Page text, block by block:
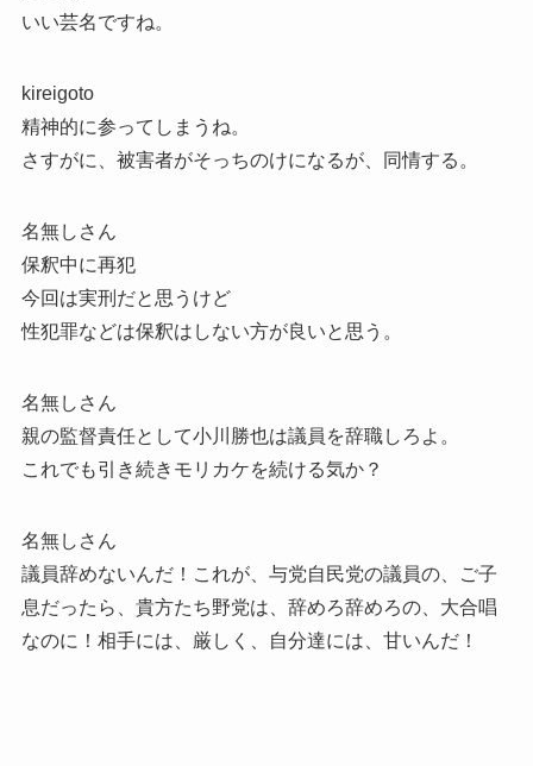
いい芸名ですね。
kireigoto
精神的に参ってしまうね。
さすがに、被害者がそっちのけになるが、同情する。
名無しさん
保釈中に再犯
今回は実刑だと思うけど
性犯罪などは保釈はしない方が良いと思う。
名無しさん
親の監督責任として小川勝也は議員を辞職しろよ。
これでも引き続きモリカケを続ける気か？
名無しさん
議員辞めないんだ！これが、与党自民党の議員の、ご子
息だったら、貴方たち野党は、辞めろ辞めろの、大合唱
なのに！相手には、厳しく、自分達には、甘いんだ！